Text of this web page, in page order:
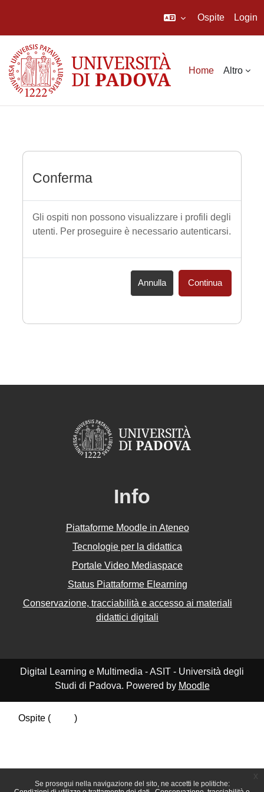
Se prosegui nella navigazione del sito, ne accetti le politiche:
Ospite Login
Home Altro
Conferma
Gli ospiti non possono visualizzare i profili degli
utenti. Per proseguire è necessario autenticarsi.
Annulla Continua
Info
Piattaforme Moodle in Ateneo
Tecnologie per la didattica
Portale Video Mediaspace
Status Piattaforme Elearning
Conservazione, tracciabilità e accesso ai materiali
didattici digitali
Digital Learning e Multimedia - ASIT - Università degli
Studi di Padova. Powered by Moodle
Ospite (
)